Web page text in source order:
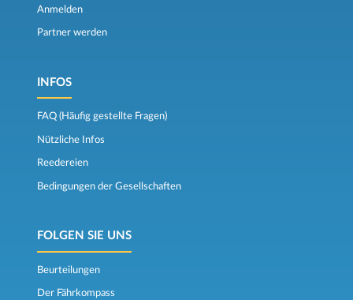
Anmelden
Partner werden
INFOS
FAQ (Häufig gestellte Fragen)
Nützliche Infos
Reedereien
Bedingungen der Gesellschaften
FOLGEN SIE UNS
Beurteilungen
Der Fährkompass